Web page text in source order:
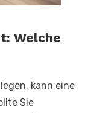
Welche
kann eine
Sie